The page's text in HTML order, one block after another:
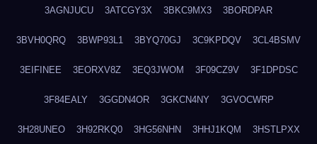
3AGNJUCU 3ATCGY3X 3BKC9MX3 3BORDPAR
3BVH0QRQ 3BWP93L1 3BYQ70GJ 3C9KPDQV 3CL4BSMV
3EIFINEE 3EORXV8Z 3EQ3JWOM 3F09CZ9V 3F1DPDSC
3F84EALY 3GGDN4OR 3GKCN4NY 3GVOCWRP
3H28UNEO 3H92RKQ0 3HG56NHN 3HHJ1KQM 3HSTLPXX